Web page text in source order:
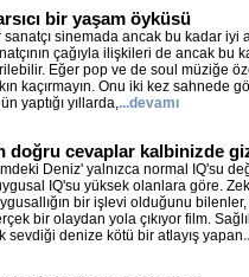
bir yaşam öyküsü
sanatçı sinemada ancak bu kadar iyi
çağıyla ilişkileri de ancak bu
Eğer pop ve de soul müziğe
kaçırmayın. Onu iki kez sahnede
yaptığı yıllarda,...devamı
doğru cevaplar kalbinizde
Deniz' yalnızca normal IQ'su
IQ'su yüksek olanlara göre.
bir işlevi olduğunu
bir olaydan yola çıkıyor film.
sevdiği denize kötü bir atlayış yapan